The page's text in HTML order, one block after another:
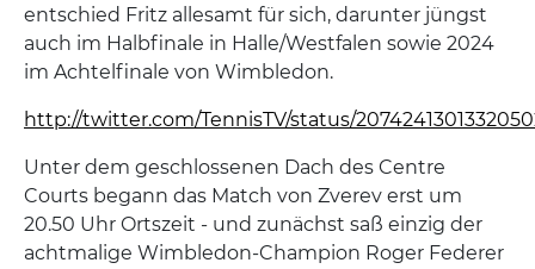
entschied Fritz allesamt für sich, darunter jüngst
auch im Halbfinale in Halle/Westfalen sowie 2024
im Achtelfinale von Wimbledon.
http://twitter.com/TennisTV/status/
Unter dem geschlossenen Dach des Centre
Courts begann das Match von Zverev erst um
20.50 Uhr Ortszeit - und zunächst saß einzig der
achtmalige Wimbledon-Champion Roger Federer